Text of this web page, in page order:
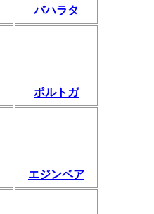
バハラタ
ポルトガ
エジンベア